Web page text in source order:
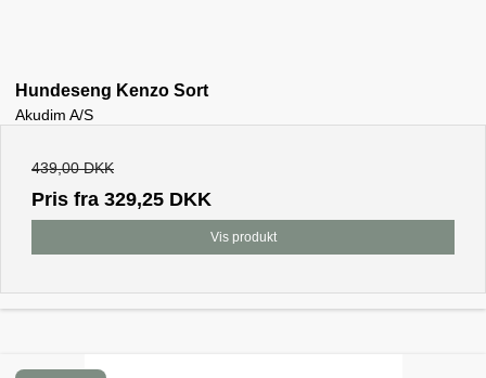
Hundeseng Kenzo Sort
Akudim A/S
439,00 DKK
Pris fra 329,25 DKK
Vis produkt